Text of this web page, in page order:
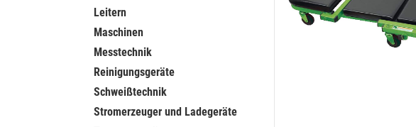
Leitern
Maschinen
Messtechnik
Reinigungsgeräte
Schweißtechnik
Stromerzeuger und Ladegeräte